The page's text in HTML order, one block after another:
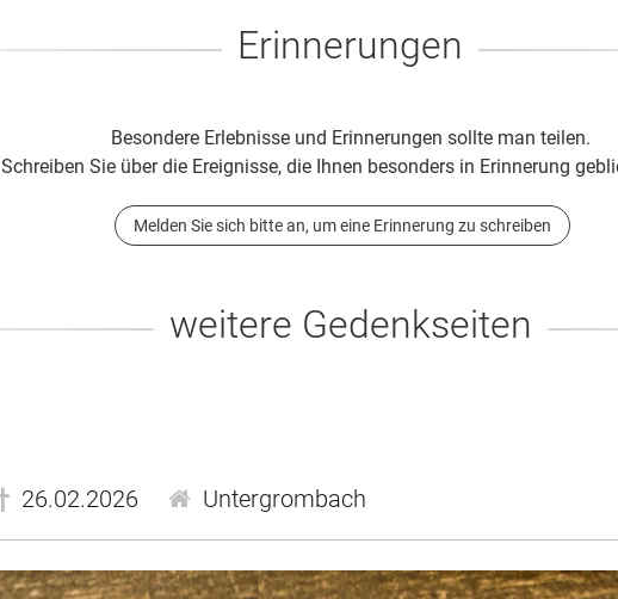
Erinnerungen
Besondere Erlebnisse und Erinnerungen sollte man teilen.
Schreiben Sie über die Ereignisse, die Ihnen besonders in Erinnerung
Melden Sie sich bitte an, um eine Erinnerung zu schreiben
weitere Gedenkseiten
26.02.2026 Untergrombach